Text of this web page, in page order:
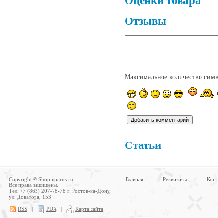
Отзывы
Максимальное количество
Статьи
Copyright © Shop.itparus.ru.
Все права защищены.
Тел. +7 (863) 207-78-78 г. Ростов-на-Дону,
ул. Доватора, 153
RSS | PDA | Карта сайта
Главная Реквизиты